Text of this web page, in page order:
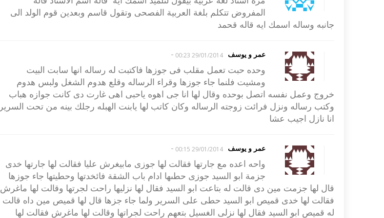
المفروض تتكلم بلغة العربية الفصحى وتقول قاسم وبعدين قوم الولد الى
جانبه وساله اسمك ايه قاله قحمد
عمر و يوسف 29/01/2014 00:23
-
وحده حبت تعمل مقلب فى جوزها فاكتبت له رساله انها سابت البيت
ومشيت فلنما جاء جوزها وقراء الرساله وقلع هدوم الشغل ولبس هدوم
خروج وعمل نفسه اتصل بوحده وقال لها انا جى اهوه ياحبى اهى غارت دى كانت جوازه هباب
وكتب رساله ونزل فرائت زوجته الرساله وكان كاتب لها يابنت الهبله رجلك بينه من تحت السرير
انا نازل اجيب عشا
عمر و يوسف 29/01/2014 00:15
-
واحه اعده مع جارتها فقالت لها جوزى مابيغرش عليا فقالت لها جارتها خدى
جزمة ابو السيد جوزى حطىها ادام باب الشقة فائخدتها وحطيتها جاء جوزها
قال لها جزمت مين دى قالت له بتاعت ابو السيد فقال لها نزليها راحت لجرتها وقالت لها ماغرش
فقالت لها خدى قميص ابو السيد حطى على السرير ولما جاء جزها قال لها قميص مين داه قالت
له قميص ابو السيد فقال لها نزلى الغسيل بتعهم راحت لجراتها وقالت لها ماغرش فقالت لها